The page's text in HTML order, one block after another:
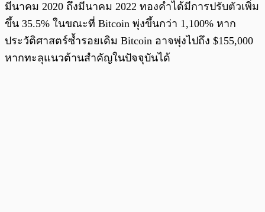
มีนาคม 2020 ถึงมีนาคม 2022 ทองคำได้มีการปรับตัวเพิ่ม
ขึ้น 35.5% ในขณะที่ Bitcoin พุ่งขึ้นกว่า 1,100% หาก
ประวัติศาสตร์ซ้ำรอยเดิม Bitcoin อาจพุ่งไปถึง $155,000
หากทะลุแนวต้านสำคัญในปัจจุบันได้